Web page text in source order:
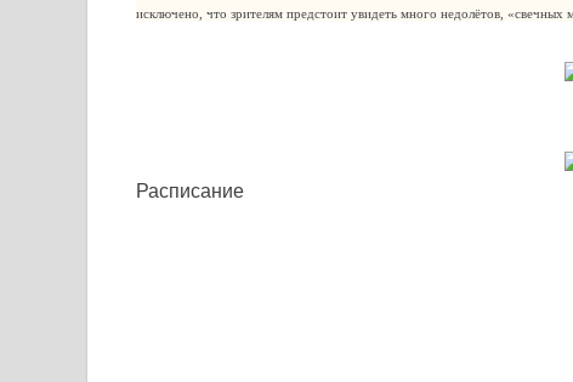
исключено, что зрителям предстоит увидеть много недолётов,
Расписание